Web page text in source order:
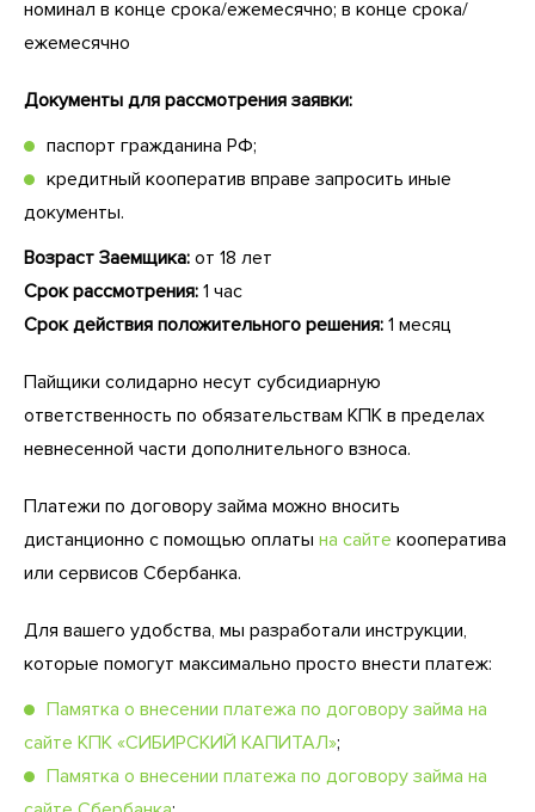
номинал в конце срока/ежемесячно; в конце срока/
ежемесячно
Документы для рассмотрения заявки:
паспорт гражданина РФ;
кредитный кооператив вправе запросить иные
документы.
Возраст Заемщика: от 18 лет
Срок рассмотрения: 1 час
Срок действия положительного решения: 1 месяц
Пайщики солидарно несут субсидиарную
ответственность по обязательствам КПК в пределах
невнесенной части дополнительного взноса.
Платежи по договору займа можно вносить
дистанционно с помощью оплаты на сайте кооператива
или сервисов Сбербанка.
Для вашего удобства, мы разработали инструкции,
которые помогут максимально просто внести платеж:
Памятка о внесении платежа по договору займа на
сайте КПК «СИБИРСКИЙ КАПИТАЛ»;
Памятка о внесении платежа по договору займа на